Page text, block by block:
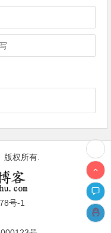
权所有.
号-1